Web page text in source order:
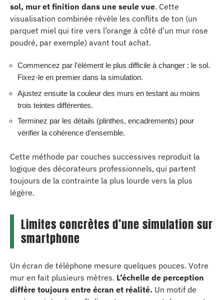
sol, mur et finition dans une seule vue. Cette
visualisation combinée révèle les conflits de ton (un
parquet miel qui tire vers l’orange à côté d’un mur rose
poudré, par exemple) avant tout achat.
Commencez par l’élément le plus difficile à changer : le sol.
Fixez-le en premier dans la simulation.
Ajustez ensuite la couleur des murs en testant au moins
trois teintes différentes.
Terminez par les détails (plinthes, encadrements) pour
vérifier la cohérence d’ensemble.
Cette méthode par couches successives reproduit la
logique des décorateurs professionnels, qui partent
toujours de la contrainte la plus lourde vers la plus
légère.
Limites concrètes d’une simulation sur
smartphone
Un écran de téléphone mesure quelques pouces. Votre
mur en fait plusieurs mètres. L’échelle de perception
diffère toujours entre écran et réalité. Un motif de